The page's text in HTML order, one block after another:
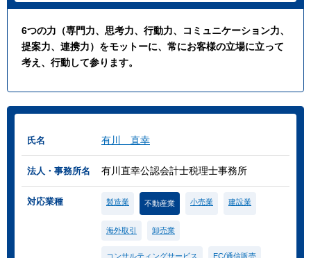
6つの力（専門力、思考力、行動力、コミュニケーション力、
提案力、連携力）をモットーに、常にお客様の立場に立って
考え、行動して参ります。
氏名 有川 直幸
法人・事務所名 有川直幸公認会計士税理士事務所
対応業種 製造業 不動産業 小売業 建設業
海外取引 卸売業
コンサルティングサービス EC/通信販売